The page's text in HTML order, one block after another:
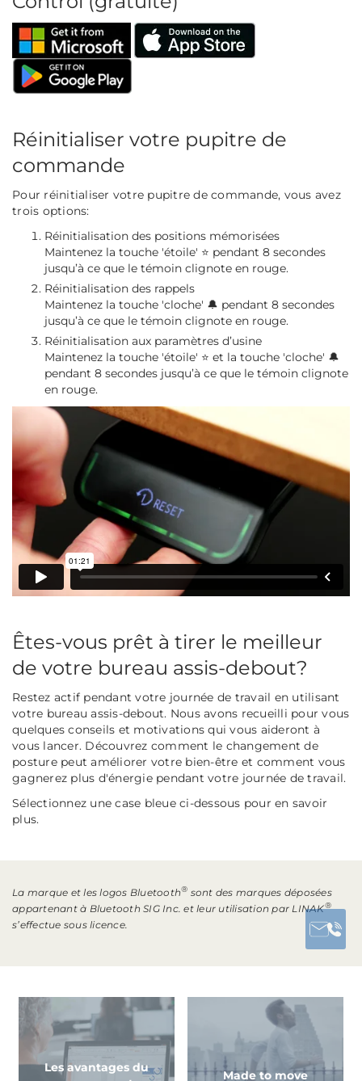
Réinitialiser votre pupitre de
commande
Pour réinitialiser votre pupitre de commande, vous avez
trois options:
Réinitialisation des positions mémorisées
Maintenez la touche 'étoile' ⭐ pendant 8 secondes
jusqu’à ce que le témoin clignote en rouge.
Réinitialisation des rappels
Maintenez la touche 'cloche' 🔔 pendant 8 secondes
jusqu’à ce que le témoin clignote en rouge.
Réinitialisation aux paramètres d’usine
Maintenez la touche 'étoile' ⭐ et la touche 'cloche' 🔔
pendant 8 secondes jusqu’à ce que le témoin clignote
en rouge.
Êtes-vous prêt à tirer le meilleur
de votre bureau assis-debout?
Restez actif pendant votre journée de travail en utilisant
votre bureau assis-debout. Nous avons recueilli pour vous
quelques conseils et motivations qui vous aideront à
vous lancer. Découvrez comment le changement de
posture peut améliorer votre bien-être et comment vous
gagnerez plus d'énergie pendant votre journée de travail.
Sélectionnez une case bleue ci-dessous pour en savoir
plus.
La marque et les logos Bluetooth® sont des marques déposées
appartenant à Bluetooth SIG Inc. et leur utilisation par LINAK®
s’effectue sous licence.
Les avantages du
Made to move